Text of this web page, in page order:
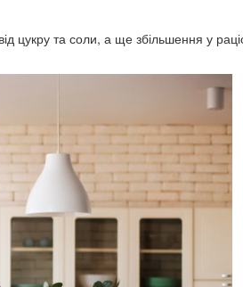
цукру та соли, а ще збільшення у